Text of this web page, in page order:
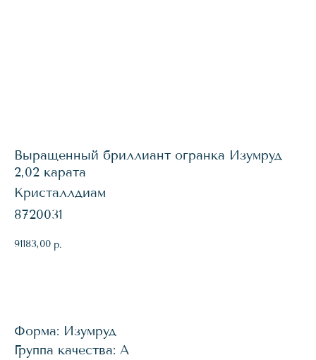
Выращенный бриллиант огранка Изумруд
2,02 карата
Кристаллдиам
8720031
91183,00 р.
Форма: Изумруд
Группа качества: А